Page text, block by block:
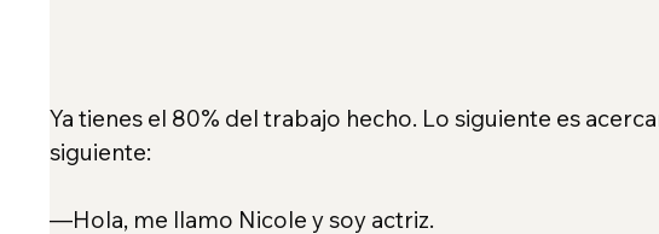
Ya tienes el 80% del trabajo hecho. Lo siguiente es
siguiente:
—Hola, me llamo Nicole y soy actriz.